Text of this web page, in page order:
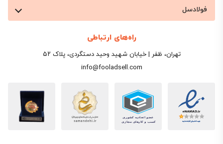
فولادسل
راه‌های ارتباطی
تهران، ظفر | خیابان شهید وحید دستگردی، پلاک ۵۲
info@fooladsell.com